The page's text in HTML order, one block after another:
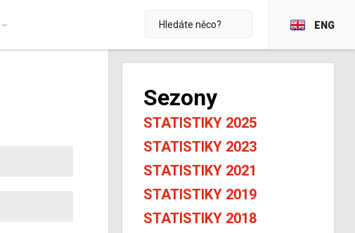
ENG
Sezony
STATISTIKY 2025
STATISTIKY 2023
STATISTIKY 2021
STATISTIKY 2019
STATISTIKY 2018